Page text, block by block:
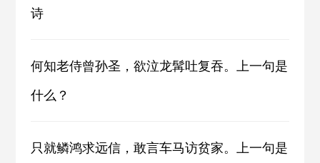
诗
何知老侍曾孙圣，欲泣龙髯吐复吞。上一句是
什么？
只就鳞鸿求远信，敢言车马访贫家。上一句是